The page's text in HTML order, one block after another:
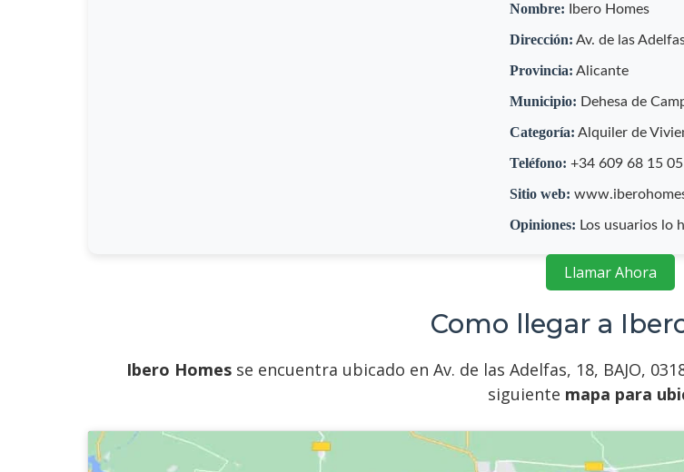
Nombre: Ibero Homes
Dirección: Av. de las
Provincia: Alicante
Municipio: Dehesa de
Categoría: Alquiler de
Teléfono: +34 609 68 15 05
Sitio web:
Opiniones: Los usuarios lo
Llamar Ahora
Como llegar a
Ibero Homesse encuentra ubicado en Av. de las Adelfas, 18, BAJO,
siguiente mapa para